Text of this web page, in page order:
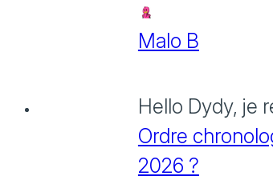
Malo B
Hello Dydy, je
Ordre
2026 ?